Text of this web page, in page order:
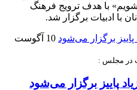
شویم» با هدف ترویج فرهنگ
با ادبیات برگزار شد.
10 آگوست
در مجلس :
پاییز برگزار می‌شود